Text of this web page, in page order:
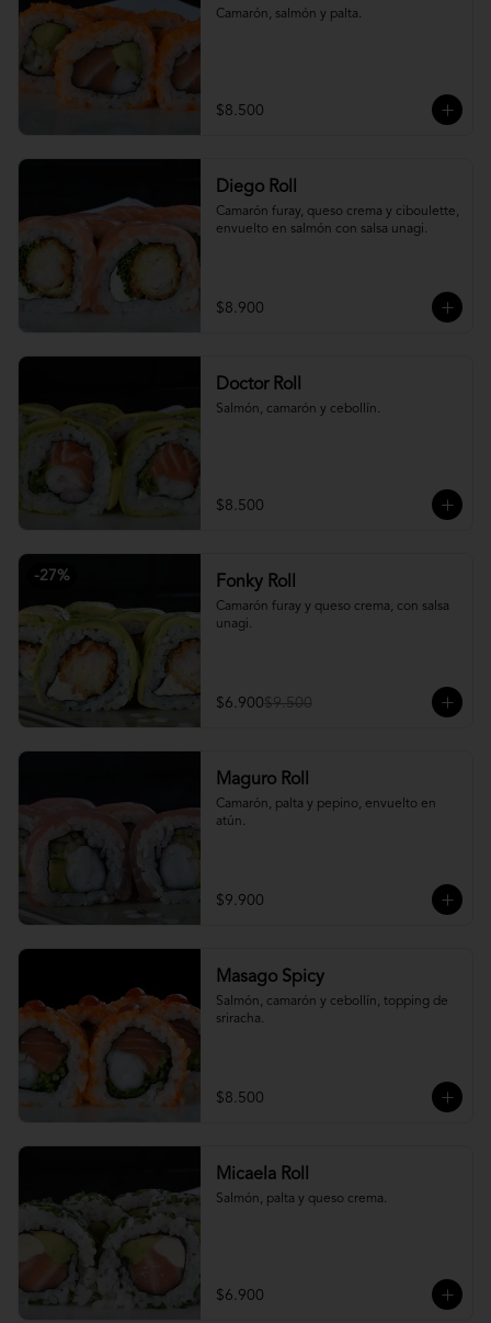
Camarón, salmón y palta.
$8.500
Diego Roll
Camarón furay, queso crema y ciboulette,
envuelto en salmón con salsa unagi.
$8.900
Doctor Roll
Salmón, camarón y cebollín.
$8.500
-27% Fonky Roll
Camarón furay y queso crema, con salsa
unagi.
$6.900$9.500
Maguro Roll
Camarón, palta y pepino, envuelto en
atún.
$9.900
Masago Spicy
Salmón, camarón y cebollín, topping de
sriracha.
$8.500
Micaela Roll
Salmón, palta y queso crema.
$6.900